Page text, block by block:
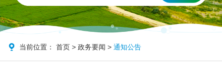
北方海南
政务要闻
当前位置：首页 >政务要闻 >通知公告